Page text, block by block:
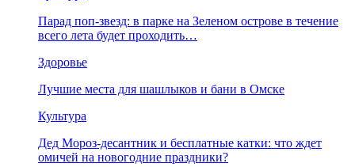
Парад поп-звезд: в парке на Зеленом острове в течение
всего лета будет проходить…
Здоровье
Лучшие места для шашлыков и бани в Омске
Культура
Дед Мороз-десантник и бесплатные катки: что ждет
омичей на новогодние праздники?